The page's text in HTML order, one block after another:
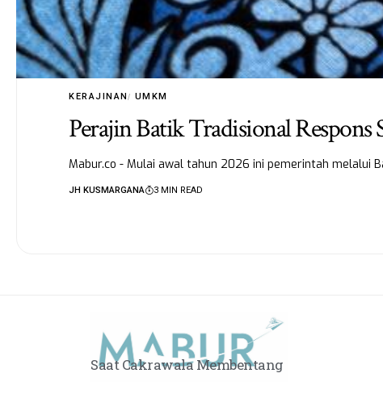
KERAJINAN UMKM
Perajin Batik Tradisional
Mabur.co - Mulai awal tahun 2026 ini pemerintah melalui
JH KUSMARGANA 3 MIN READ
Saat Cakrawala Membentang